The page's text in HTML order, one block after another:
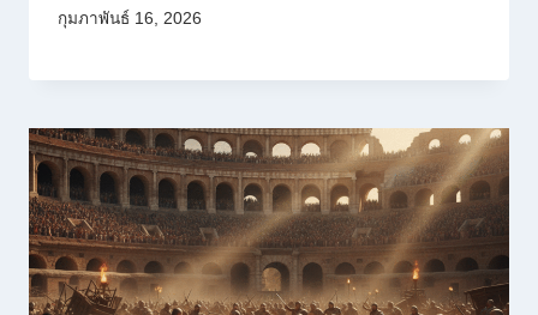
กุมภาพันธ์ 16, 2026